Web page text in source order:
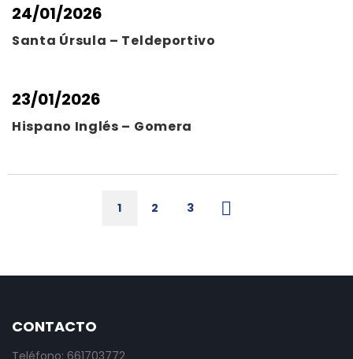
24/01/2026
Santa Úrsula – Teldeportivo
23/01/2026
Hispano Inglés – Gomera
1 2 3
CONTACTO
Teléfono: 661703772